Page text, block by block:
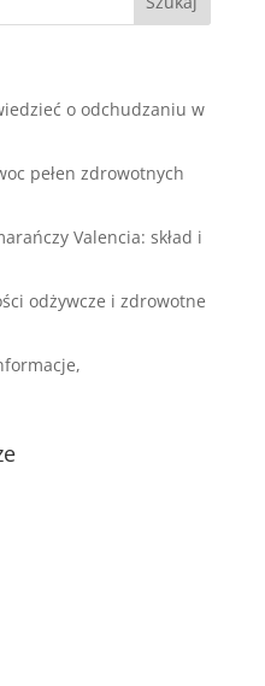
o odchudzaniu w
pełen zdrowotnych
Valencia: skład i
odżywcze i zdrowotne